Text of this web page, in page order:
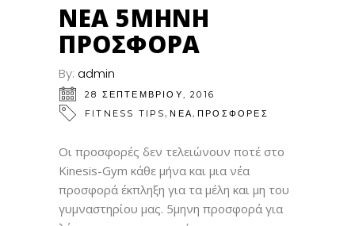
ΝΈΑ 5ΜΗΝΗ
ΠΡΟΣΦΟΡΆ
By: admin
28 ΣΕΠΤΕΜΒΡΊΟΥ, 2016
FITNESS TIPS,ΝΕΑ,ΠΡΟΣΦΟΡΕΣ
Οι προσφορές δεν τελειώνουν ποτέ στο
Kinesis-Gym κάθε μήνα και μια νέα
προσφορά έκπληξη για τα μέλη και μη του
γυμναστηρίου μας. 5μηνη προσφορά για